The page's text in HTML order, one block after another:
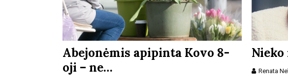
Abejonėmis apipinta Kovo 8-
oji – ne…
Renata